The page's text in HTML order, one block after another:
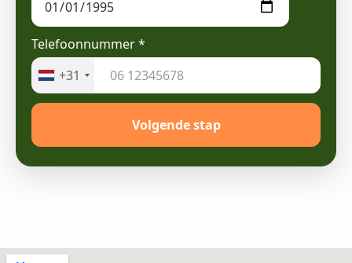
Telefoonnummer*
+31
Volgende stap